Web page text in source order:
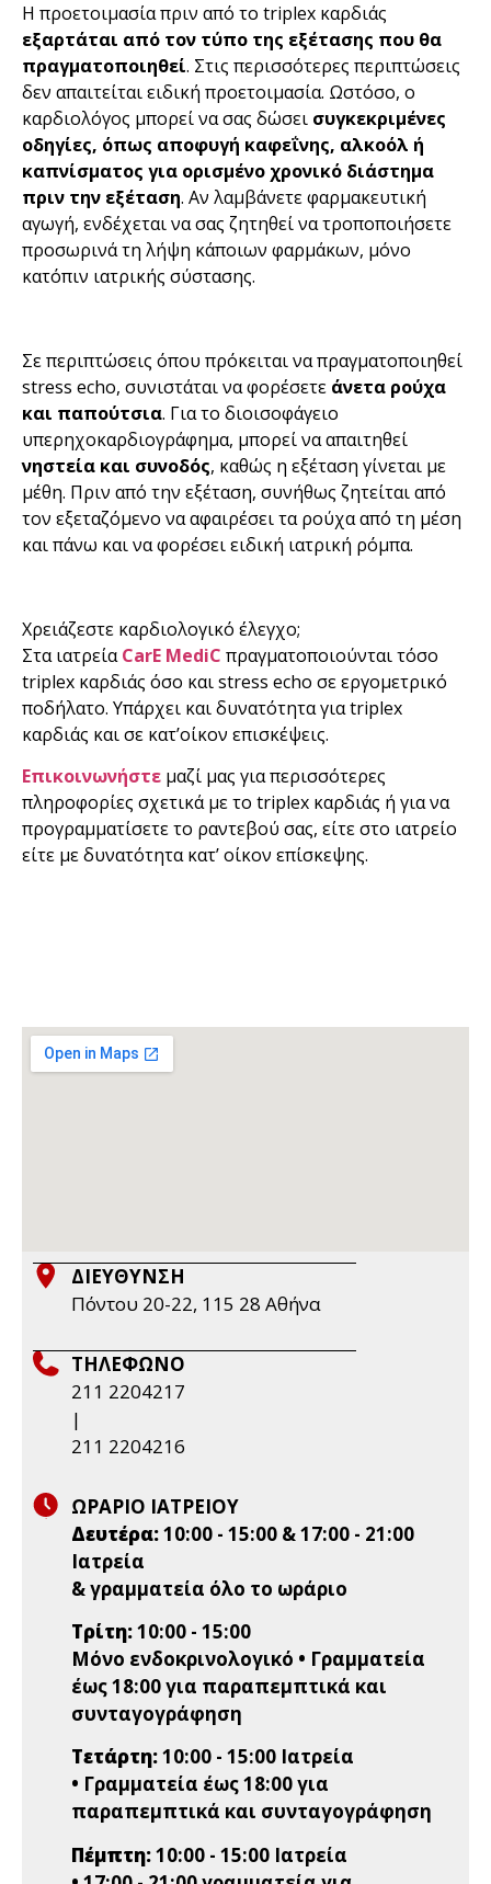
Η προετοιμασία πριν από το triplex καρδιάς
εξαρτάται από τον τύπο της εξέτασης που θα
πραγματοποιηθεί. Στις περισσότερες περιπτώσεις
δεν απαιτείται ειδική προετοιμασία. Ωστόσο, ο
καρδιολόγος μπορεί να σας δώσει συγκεκριμένες
οδηγίες, όπως αποφυγή καφεΐνης, αλκοόλ ή
καπνίσματος για ορισμένο χρονικό διάστημα
πριν την εξέταση. Αν λαμβάνετε φαρμακευτική
αγωγή, ενδέχεται να σας ζητηθεί να τροποποιήσετε
προσωρινά τη λήψη κάποιων φαρμάκων, μόνο
κατόπιν ιατρικής σύστασης.
Σε περιπτώσεις όπου πρόκειται να πραγματοποιηθεί
stress echo, συνιστάται να φορέσετε άνετα ρούχα
και παπούτσια. Για το διοισοφάγειο
υπερηχοκαρδιογράφημα, μπορεί να απαιτηθεί
νηστεία και συνοδός, καθώς η εξέταση γίνεται με
μέθη. Πριν από την εξέταση, συνήθως ζητείται από
τον εξεταζόμενο να αφαιρέσει τα ρούχα από τη μέση
και πάνω και να φορέσει ειδική ιατρική ρόμπα.
Χρειάζεστε καρδιολογικό έλεγχο;
Στα ιατρείαCarE MediC πραγματοποιούνται τόσο
triplex καρδιάς όσο και stress echo σε εργομετρικό
ποδήλατο. Υπάρχει και δυνατότητα για triplex
καρδιάς και σε κατ’οίκον επισκέψεις.
Επικοινωνήστε μαζί μας για περισσότερες
πληροφορίες σχετικά με το triplex καρδιάς ή για να
προγραμματίσετε το ραντεβού σας, είτε στο ιατρείο
είτε με δυνατότητα κατ’ οίκον επίσκεψης.
ΔΙΕΥΘΥΝΣΗ
Πόντου 20-22, 115 28 Aθήνα
ΤΗΛΕΦΩΝΟ
211 2204217
|
211 2204216
ΩΡΑΡΙΟ ΙΑΤΡΕΙΟΥ
Δευτέρα:10:00 - 15:00 & 17:00 - 21:00
Ιατρεία
& γραμματεία όλο το ωράριο
Τρίτη:10:00 - 15:00
Μόνο ενδοκρινολογικό • Γραμματεία
έως 18:00 για παραπεμπτικά και
συνταγογράφηση
Τετάρτη:10:00 - 15:00 Ιατρεία
• Γραμματεία έως 18:00 για
παραπεμπτικά και συνταγογράφηση
Πέμπτη:10:00 - 15:00 Ιατρεία